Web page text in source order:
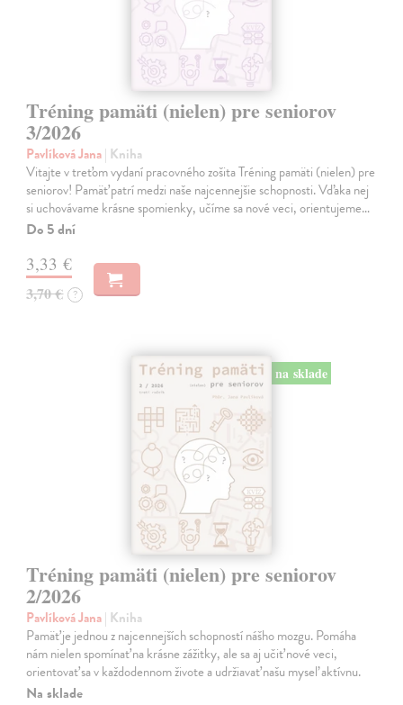
Tréning pamäti (nielen) pre seniorov
3/2026
Pavlíková Jana| Kniha
Vitajte v treťom vydaní pracovného zošita Tréning pamäti (nielen) pre
seniorov! Pamäť patrí medzi naše najcennejšie schopnosti. Vďaka nej
si uchovávame krásne spomienky, učíme sa nové veci, orientujeme…
Do 5 dní
3,33 €
3,70 € ?
na sklade
Tréning pamäti (nielen) pre seniorov
2/2026
Pavlíková Jana| Kniha
Pamäť je jednou z najcennejších schopností nášho mozgu. Pomáha
nám nielen spomínať na krásne zážitky, ale sa aj učiť nové veci,
orientovať sa v každodennom živote a udržiavať našu myseľ aktívnu.
Na sklade